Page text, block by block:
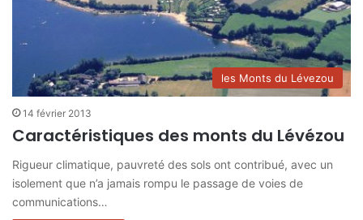
les Monts du Lévezou
14 février 2013
Caractéristiques des monts du Lévézou
Rigueur climatique, pauvreté des sols ont contribué, avec un
isolement que n’a jamais rompu le passage de voies de
communications…